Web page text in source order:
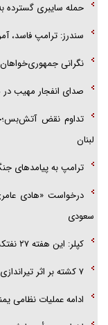
حمله سایبری گسترده
سندرز: ترامپ فاسد،
نگرانی جمهوری‌خواهان
صدای انفجار مهیب
تداوم نقض
لبنان
ترامپ به پیامدهای
درخواست «هادی
سعودی
کپلر: این هفته ۲۷ نفتکش و شناور از تنگه هرمز تردد کردند
۷ کشته بر اثر تیراندازی در یک مدرسه در تایلند
ادامه عملیات نظامی